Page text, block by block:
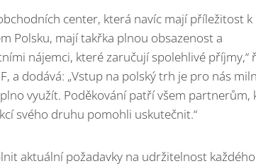
center, která navíc mají příležitost k
Polsku, mají takřka plnou obsazenost a
nájemci, které zaručují spolehlivé příjmy,“
a dodává: „Vstup na polský trh je pro nás
využít. Poděkování patří všem partnerům,
svého druhu pomohli uskutečnit.“
aktuální požadavky na udržitelnost